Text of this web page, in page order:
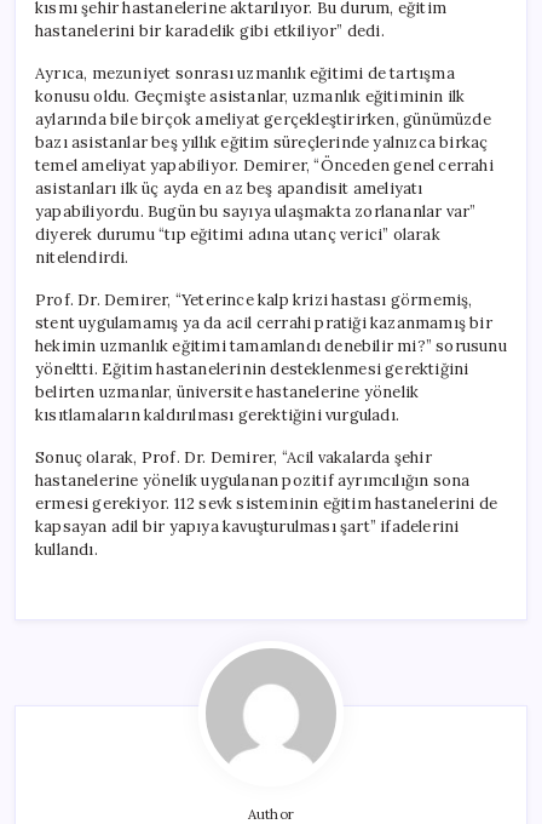
kısmı şehir hastanelerine aktarılıyor. Bu durum, eğitim
hastanelerini bir karadelik gibi etkiliyor” dedi.
Ayrıca, mezuniyet sonrası uzmanlık eğitimi de tartışma
konusu oldu. Geçmişte asistanlar, uzmanlık eğitiminin ilk
aylarında bile birçok ameliyat gerçekleştirirken, günümüzde
bazı asistanlar beş yıllık eğitim süreçlerinde yalnızca birkaç
temel ameliyat yapabiliyor. Demirer, “Önceden genel cerrahi
asistanları ilk üç ayda en az beş apandisit ameliyatı
yapabiliyordu. Bugün bu sayıya ulaşmakta zorlananlar var”
diyerek durumu “tıp eğitimi adına utanç verici” olarak
nitelendirdi.
Prof. Dr. Demirer, “Yeterince kalp krizi hastası görmemiş,
stent uygulamamış ya da acil cerrahi pratiği kazanmamış bir
hekimin uzmanlık eğitimi tamamlandı denebilir mi?” sorusunu
yöneltti. Eğitim hastanelerinin desteklenmesi gerektiğini
belirten uzmanlar, üniversite hastanelerine yönelik
kısıtlamaların kaldırılması gerektiğini vurguladı.
Sonuç olarak, Prof. Dr. Demirer, “Acil vakalarda şehir
hastanelerine yönelik uygulanan pozitif ayrımcılığın sona
ermesi gerekiyor. 112 sevk sisteminin eğitim hastanelerini de
kapsayan adil bir yapıya kavuşturulması şart” ifadelerini
kullandı.
Author